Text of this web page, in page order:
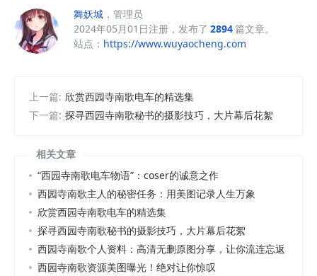
舞妖城 ，管理员
2024年05月01日注册，发布了 2894篇文章。
站点： https://www.wuyaocheng.com
上一篇: 欣赏西园寺南歌电车的精选集
下一篇: 探寻西园寺南歌秘书的摄影技巧，大片幕后花絮
相关文章
“西园寺南歌电车物语”：coser的诚意之作
西园寺南歌主人的秘密任务：用美图记录人生万象
欣赏西园寺南歌电车的精选集
探寻西园寺南歌秘书的摄影技巧，大片幕后花絮
西园寺南歌个人资料：高清无删原图分享，让你流连忘返
西园寺南歌资源美图曝光！绝对让你惊叹